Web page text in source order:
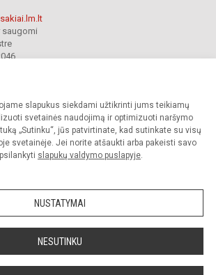
slapukus siekdami užtikrinti jums teikiamų
svetainės naudojimą ir optimizuoti naršymo
„Sutinku“, jūs patvirtinate, kad sutinkate su visų
svetainėje. Jei norite atšaukti arba pakeisti savo
slapukų valdymo puslapyje.
NUSTATYMAI
NESUTINKU
saugomi
„Varpo“ mokykla. Visos teisės saugomos.
raštiško mokyklos sutikimo griežtai draudžiama.
Slapukų politika Privatumo politika
atnaujinti